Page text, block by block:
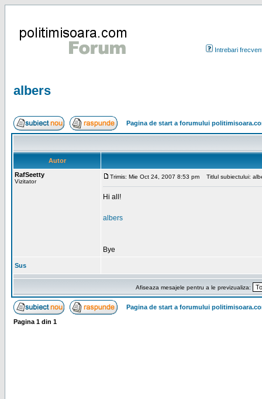
Intrebari
albers
Pagina de start a forumului
Autor
RafSeetty
Vizitator
Trimis: Mie Oct 24, 2007 8:53 pm Titlul subiectului:
Hi all!
albers
Bye
Sus
Afiseaza mesajele pentru a le previzualiza:
Pagina de start a forumului
Pagina 1 din 1